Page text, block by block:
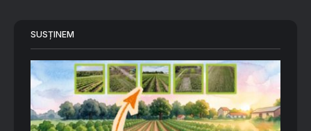
SUSȚINEM